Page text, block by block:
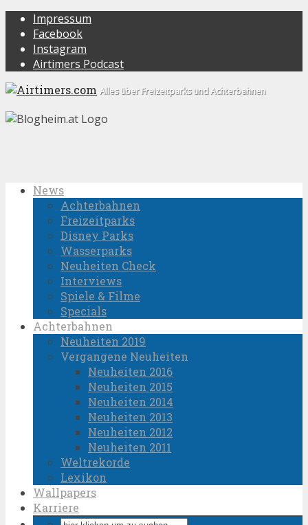
Impressum
Facebook
Instagram
Airtimers Podcast
Alles über Freizeitparks und Achterbahnen
News
Achterbahnen
Freizeitparks
Disney Parks
Wasserparks
Neuheiten Check
Interviews
Spiele & Filme
Specials
Achterbahnen
Neuheiten 2019
Vergangene Neuheiten
Neuheiten 2016
Neuheiten 2015
Neuheiten 2014
Neuheiten 2013
Neuheiten 2012
Neuheiten 2011
Weltrekorde
Lexikon
Wallpapers
Karriere